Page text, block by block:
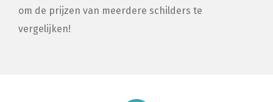
om de prijzen van meerdere schilders te
vergelijken!